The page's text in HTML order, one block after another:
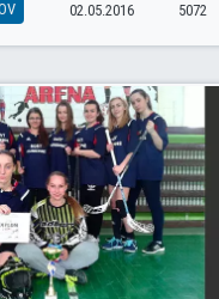
02.05.2016 5072